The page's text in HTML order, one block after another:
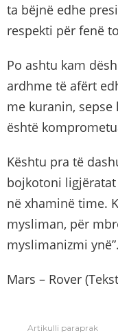
ta bëjnë edhe
respekti për fenë
Po ashtu kam
ardhme të afërt
me kuranin,
është
Kështu pra të
bojkotoni
në xhaminë time.
mysliman, për
myslimanizmi ynë”.
Mars – Rover
Artikulli paraprak